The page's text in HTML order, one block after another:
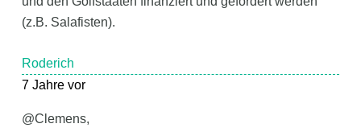
(z.B. Salafisten).
Roderich
7 Jahre vor
@Clemens,